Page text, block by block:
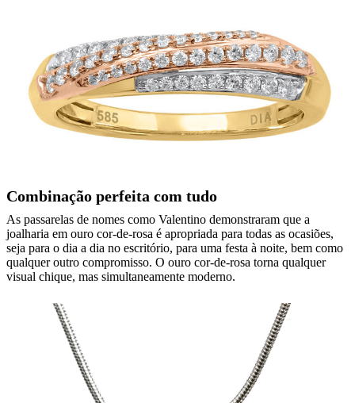
Combinação perfeita com tudo
As passarelas de nomes como Valentino demonstraram que a
joalharia em ouro cor-de-rosa é apropriada para todas as ocasiões,
seja para o dia a dia no escritório, para uma festa à noite, bem como
qualquer outro compromisso. O ouro cor-de-rosa torna qualquer
visual chique, mas simultaneamente moderno.